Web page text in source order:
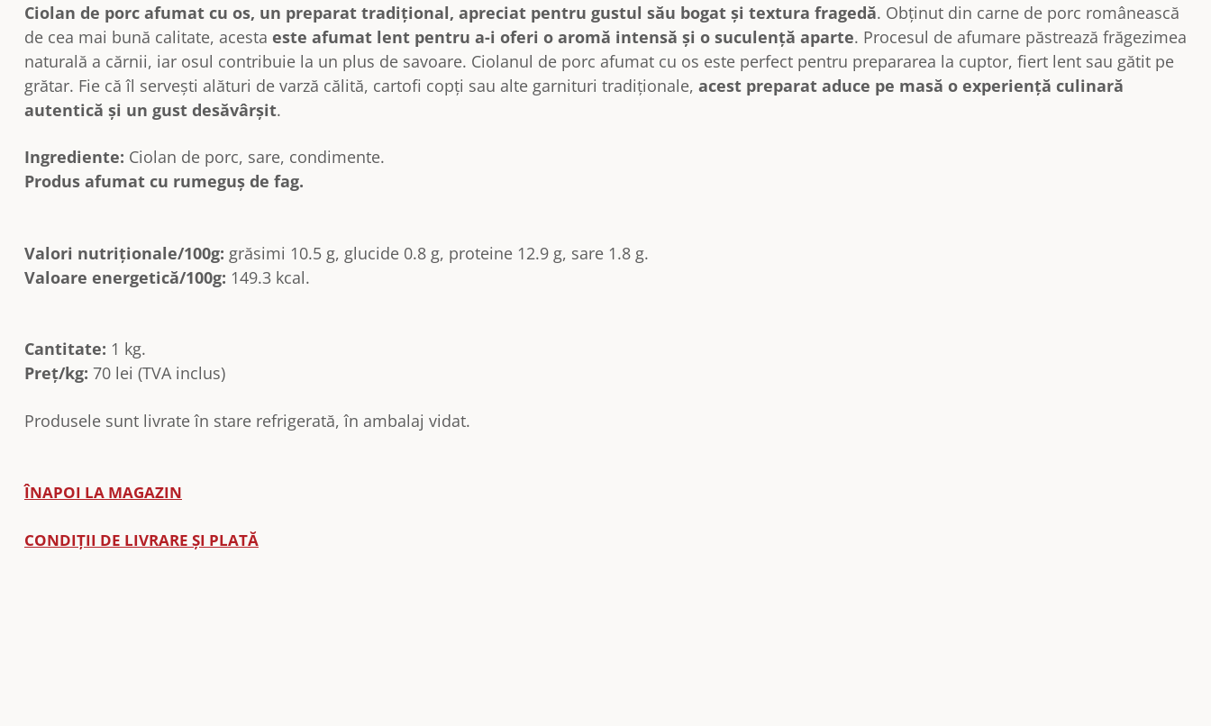
Ciolan de porc afumat cu os, un preparat tradițional, apreciat pentru gustul său bogat și textura fragedă. Obținut din carne de porc românească
de cea mai bună calitate, acesta este afumat lent pentru a-i oferi o aromă intensă și o suculență aparte. Procesul de afumare păstrează frăgezimea
naturală a cărnii, iar osul contribuie la un plus de savoare. Ciolanul de porc afumat cu os este perfect pentru prepararea la cuptor, fiert lent sau gătit pe
grătar. Fie că îl servești alături de varză călită, cartofi copți sau alte garnituri tradiționale, acest preparat aduce pe masă o experiență culinară
autentică și un gust desăvârșit.
Ingrediente: Ciolan de porc, sare, condimente.
Produs afumat cu rumeguș de fag.
Valori nutriționale/100g: grăsimi 10.5 g, glucide 0.8 g, proteine 12.9 g, sare 1.8 g.
Valoare energetică/100g: 149.3 kcal.
Cantitate: 1 kg.
Preț/kg: 70 lei (TVA inclus)
Produsele sunt livrate în stare refrigerată, în ambalaj vidat.
ÎNAPOI LA MAGAZIN
CONDIȚII DE LIVRARE ȘI PLATĂ